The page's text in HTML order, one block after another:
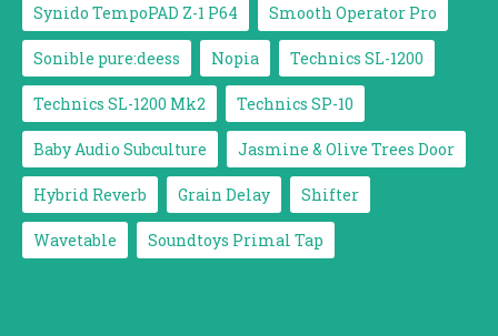
Synido TempoPAD Z-1 P64 Smooth Operator Pro
Sonible pure:deess Nopia Technics SL-1200
Technics SL-1200 Mk2 Technics SP-10
Baby Audio Subculture Jasmine & Olive Trees Door
Hybrid Reverb Grain Delay Shifter
Wavetable Soundtoys Primal Tap